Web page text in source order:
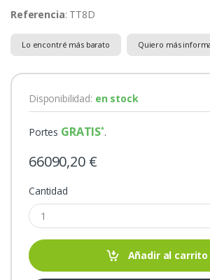
Referencia: TT8D
Lo encontré más barato Quiero más
Disponibilidad: en stock
Portes GRATIS .
66090,20 €
Cantidad
Añadir al carrito